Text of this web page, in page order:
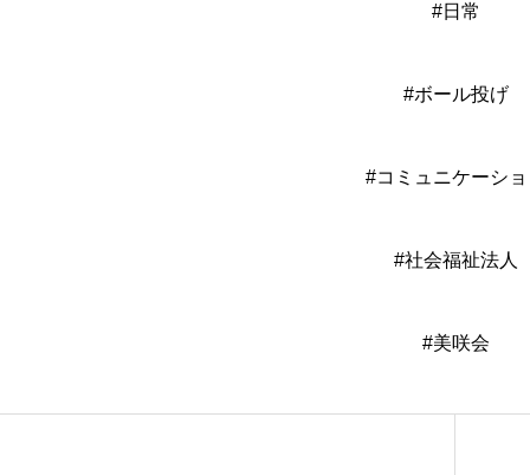
#日常
#ボール投げ
#コミュニケーシ
#社会福祉法人
#美咲会